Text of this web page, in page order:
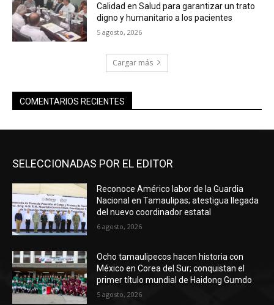
Calidad en Salud para garantizar un trato
digno y humanitario a los pacientes
5 agosto, 2026
Cargar más
COMENTARIOS RECIENTES
SELECCIONADAS POR EL EDITOR
Reconoce Américo labor de la Guardia
Nacional en Tamaulipas; atestigua llegada
del nuevo coordinador estatal
6 agosto, 2026
Ocho tamaulipecos hacen historia con
México en Corea del Sur; conquistan el
primer título mundial de Haidong Gumdo
5 agosto, 2026